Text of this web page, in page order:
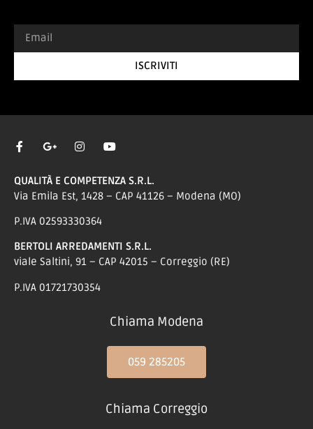
ISCRIVITI
QUALITÀ E COMPETENZA S.R.L.
Via Emila Est, 1428 – CAP 41126 – Modena (MO)
P.IVA 02593330364
BERTOLI ARREDAMENTI S.R.L.
viale Saltini, 91 – CAP 42015 – Correggio (RE)
P.IVA 01721730354
Chiama Modena
059 285205
Chiama Correggio